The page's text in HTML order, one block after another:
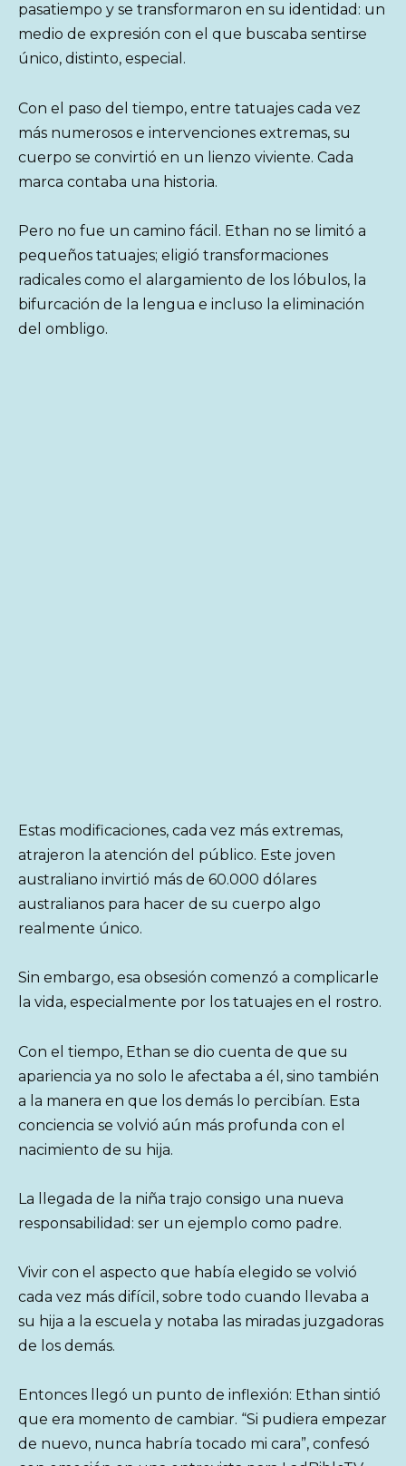
pasatiempo y se transformaron en su identidad: un
medio de expresión con el que buscaba sentirse
único, distinto, especial.
Con el paso del tiempo, entre tatuajes cada vez
más numerosos e intervenciones extremas, su
cuerpo se convirtió en un lienzo viviente. Cada
marca contaba una historia.
Pero no fue un camino fácil. Ethan no se limitó a
pequeños tatuajes; eligió transformaciones
radicales como el alargamiento de los lóbulos, la
bifurcación de la lengua e incluso la eliminación
del ombligo.
Estas modificaciones, cada vez más extremas,
atrajeron la atención del público. Este joven
australiano invirtió más de 60.000 dólares
australianos para hacer de su cuerpo algo
realmente único.
Sin embargo, esa obsesión comenzó a complicarle
la vida, especialmente por los tatuajes en el rostro.
Con el tiempo, Ethan se dio cuenta de que su
apariencia ya no solo le afectaba a él, sino también
a la manera en que los demás lo percibían. Esta
conciencia se volvió aún más profunda con el
nacimiento de su hija.
La llegada de la niña trajo consigo una nueva
responsabilidad: ser un ejemplo como padre.
Vivir con el aspecto que había elegido se volvió
cada vez más difícil, sobre todo cuando llevaba a
su hija a la escuela y notaba las miradas juzgadoras
de los demás.
Entonces llegó un punto de inflexión: Ethan sintió
que era momento de cambiar. “Si pudiera empezar
de nuevo, nunca habría tocado mi cara”, confesó